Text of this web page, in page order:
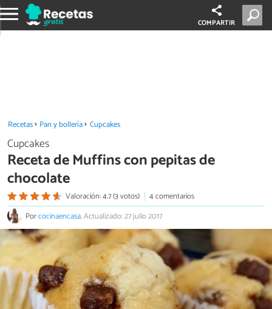
COMPARTIR
Recetas Pan y bollería Cupcakes
Cupcakes
Receta de Muffins con pepitas de
chocolate
Valoración: 4.7 (3 votos)
4 comentarios
Porcocinaencasa.Actualizado: 27 julio 2017